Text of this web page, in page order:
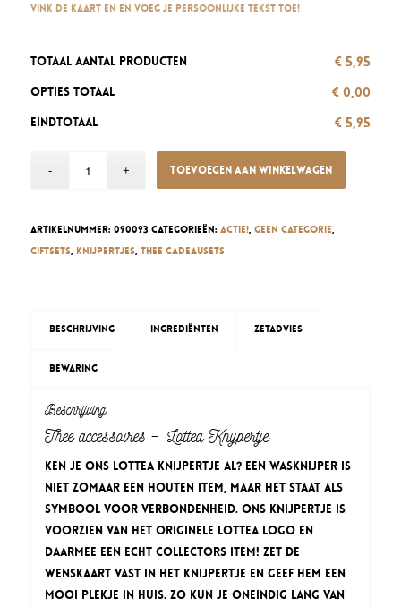
Vink de kaart en en voeg je persoonlijke tekst toe!
Totaal aantal producten € 5,95
Opties totaal € 0,00
Eindtotaal € 5,95
Toevoegen aan winkelwagen
Artikelnummer: 090093 Categorieën: Actie!, Geen categorie,
Giftsets, Knijpertjes, Thee cadeausets
Beschrijving Ingrediënten Zetadvies
Bewaring
Beschrijving
Thee accessoires – Lottea Knijpertje
Ken je ons Lottea Knijpertje al? Een wasknijper is
niet zomaar een houten item, maar het staat als
symbool voor verbondenheid. Ons Knijpertje is
voorzien van het originele Lottea logo en
daarmee een echt collectors item! Zet de
wenskaart vast in het Knijpertje en geef hem een
mooi plekje in huis. Zo kun je oneindig lang van